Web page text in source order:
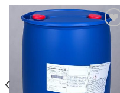
Add to
wishlist